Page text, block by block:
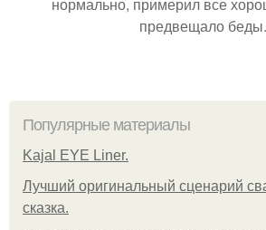
предвещало беды.
Популярные материалы
Kajal EYE Liner.
Лучший оригинальный сценарий
сказка.